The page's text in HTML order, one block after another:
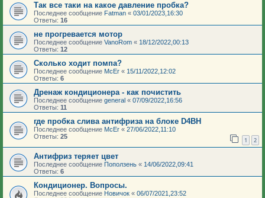
Так все таки на какое давление пробка?
Последнее сообщение Fatman « 03/01/2023,16:30
Ответы: 16
не прогревается мотор
Последнее сообщение VanoRom « 18/12/2022,00:13
Ответы: 12
Сколько ходит помпа?
Последнее сообщение McEr « 15/11/2022,12:02
Ответы: 6
Дренаж кондиционера - как почистить
Последнее сообщение general « 07/09/2022,16:56
Ответы: 11
где пробка слива антифриза на блоке D4BH
Последнее сообщение McEr « 27/06/2022,11:10
Ответы: 25 1 2
Антифриз теряет цвет
Последнее сообщение Поползень « 14/06/2022,09:41
Ответы: 6
Кондиционер. Вопросы.
Последнее сообщение Новичок « 06/07/2021,23:52